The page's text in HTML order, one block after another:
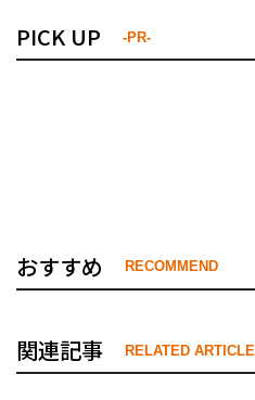
PICK UP -PR-
おすすめ RECOMMEND
関連記事 RELATED ARTICLE